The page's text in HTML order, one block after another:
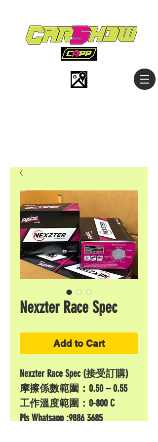
Nexzter Race Spec
Add to Cart
Nexzter Race Spec (接受訂購)
摩擦係數範圍：0.50 – 0.55
工作溫度範圍：0-800 C
Pls Whatsapp :9886 3685